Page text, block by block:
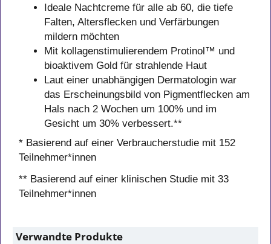
Ideale Nachtcreme für alle ab 60, die tiefe
Falten, Altersflecken und Verfärbungen
mildern möchten
Mit kollagenstimulierendem Protinol™ und
bioaktivem Gold für strahlende Haut
Laut einer unabhängigen Dermatologin war
das Erscheinungsbild von Pigmentflecken am
Hals nach 2 Wochen um 100% und im
Gesicht um 30% verbessert.**
* Basierend auf einer Verbraucherstudie mit 152
Teilnehmer*innen
** Basierend auf einer klinischen Studie mit 33
Teilnehmer*innen
Verwandte Produkte